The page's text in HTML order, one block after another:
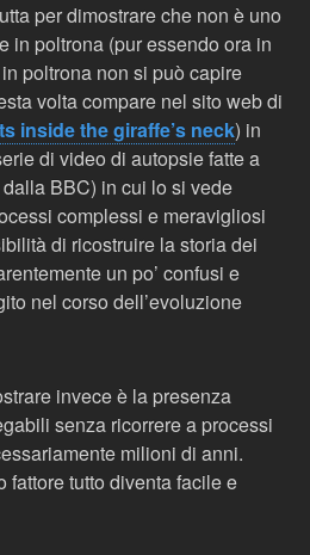
per dimostrare che non è uno
in poltrona (pur essendo ora in
poltrona non si può capire
volta compare nel sito web di
inside the giraffe’s neck) in
di video di autopsie fatte a
BBC) in cui lo si vede
complessi e meravigliosi
di ricostruire la storia dei
un po’ confusi e
nel corso dell’evoluzione
invece è la presenza
senza ricorrere a processi
milioni di anni.
fattore tutto diventa facile e